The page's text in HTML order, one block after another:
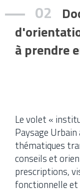
02
à prendre
Le volet «
Paysage
thématiques
conseils et
prescriptions,
fonctionnelle et